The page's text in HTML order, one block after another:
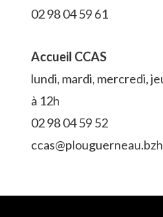
02 98 04 59 61
Accueil CCAS
lundi, mardi, mercredi,
à 12h
02 98 04 59 52
ccas@plouguerneau.bzh